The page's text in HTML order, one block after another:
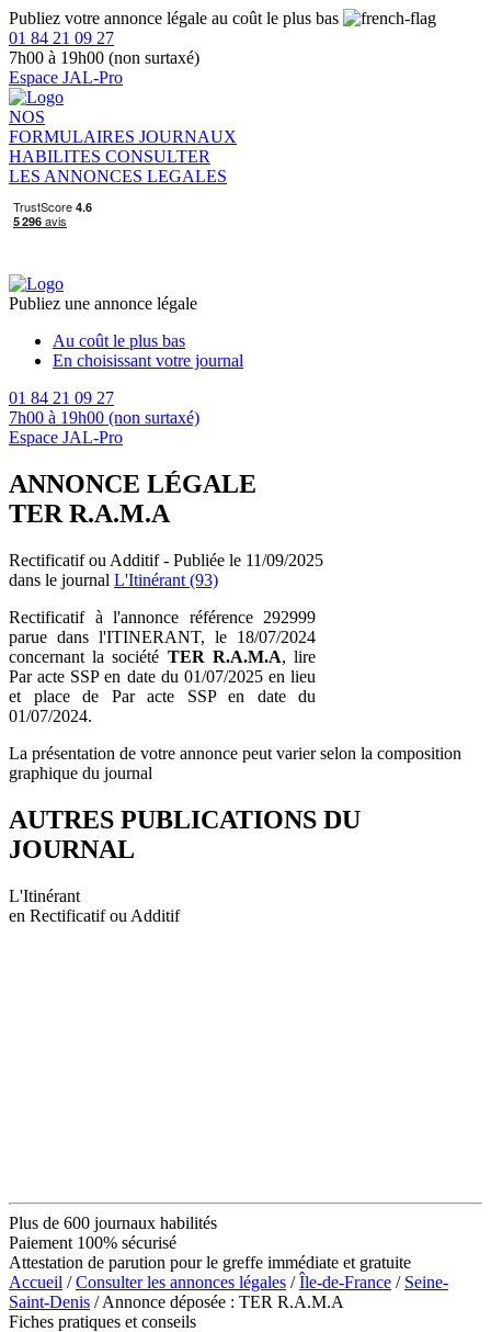
Publiez votre annonce légale au coût le plus bas
01 84 21 09 27
7h00 à 19h00 (non surtaxé)
Espace JAL-Pro
NOS
FORMULAIRES JOURNAUX
HABILITES CONSULTER
LES ANNONCES LEGALES
Publiez une annonce légale
Au coût le plus bas
En choisissant votre journal
01 84 21 09 27
7h00 à 19h00 (non surtaxé)
Espace JAL-Pro
ANNONCE LÉGALE
TER R.A.M.A
Rectificatif ou Additif - Publiée le 11/09/2025
dans le journal L'Itinérant (93)
Rectificatif à l'annonce référence 292999
parue dans l'ITINERANT, le 18/07/2024
concernant la société TER R.A.M.A, lire
Par acte SSP en date du 01/07/2025 en lieu
et place de Par acte SSP en date du
01/07/2024.
La présentation de votre annonce peut varier selon la composition
graphique du journal
AUTRES PUBLICATIONS DU
JOURNAL
L'Itinérant
en Rectificatif ou Additif
Plus de 600 journaux habilités
Paiement 100% sécurisé
Attestation de parution pour le greffe immédiate et gratuite
Accueil /Consulter les annonces légales /Île-de-France / Seine-
Saint-Denis / Annonce déposée : TER R.A.M.A
Fiches pratiques et conseils